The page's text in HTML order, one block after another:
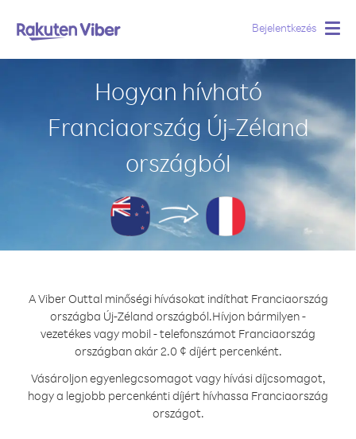
Bejelentkezés
Hogyan hívható
Franciaország Új-Zéland
országból
A Viber Outtal minőségi hívásokat indíthat Franciaország
országba Új-Zéland országból.Hívjon bármilyen -
vezetékes vagy mobil - telefonszámot Franciaország
országban akár 2.0 ¢ díjért percenként.
Vásároljon egyenlegcsomagot vagy hívási díjcsomagot,
hogy a legjobb percenkénti díjért hívhassa Franciaország
országot.